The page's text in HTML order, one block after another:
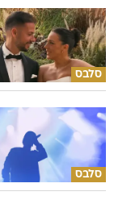
סלבס
סלבס